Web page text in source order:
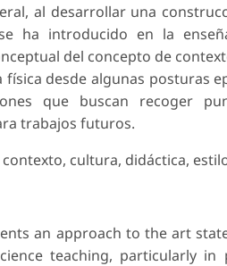
al desarrollar una
ha introducido en la
del concepto de
física desde algunas posturas
que buscan recoger
trabajos futuros.
contexto, cultura, didáctica,
an approach to the art
teaching, particularly in